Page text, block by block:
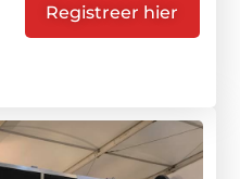
Registreer hier